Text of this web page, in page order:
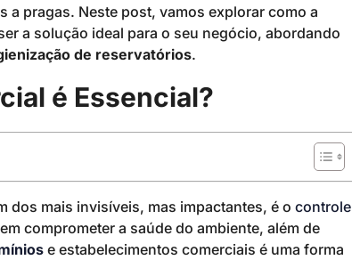
pragas. Neste post, vamos explorar como a
a solução ideal para o seu negócio, abordando
de reservatórios.
é Essencial?
dos mais invisíveis, mas impactantes, é o controle
comprometer a saúde do ambiente, além de
e estabelecimentos comerciais é uma forma